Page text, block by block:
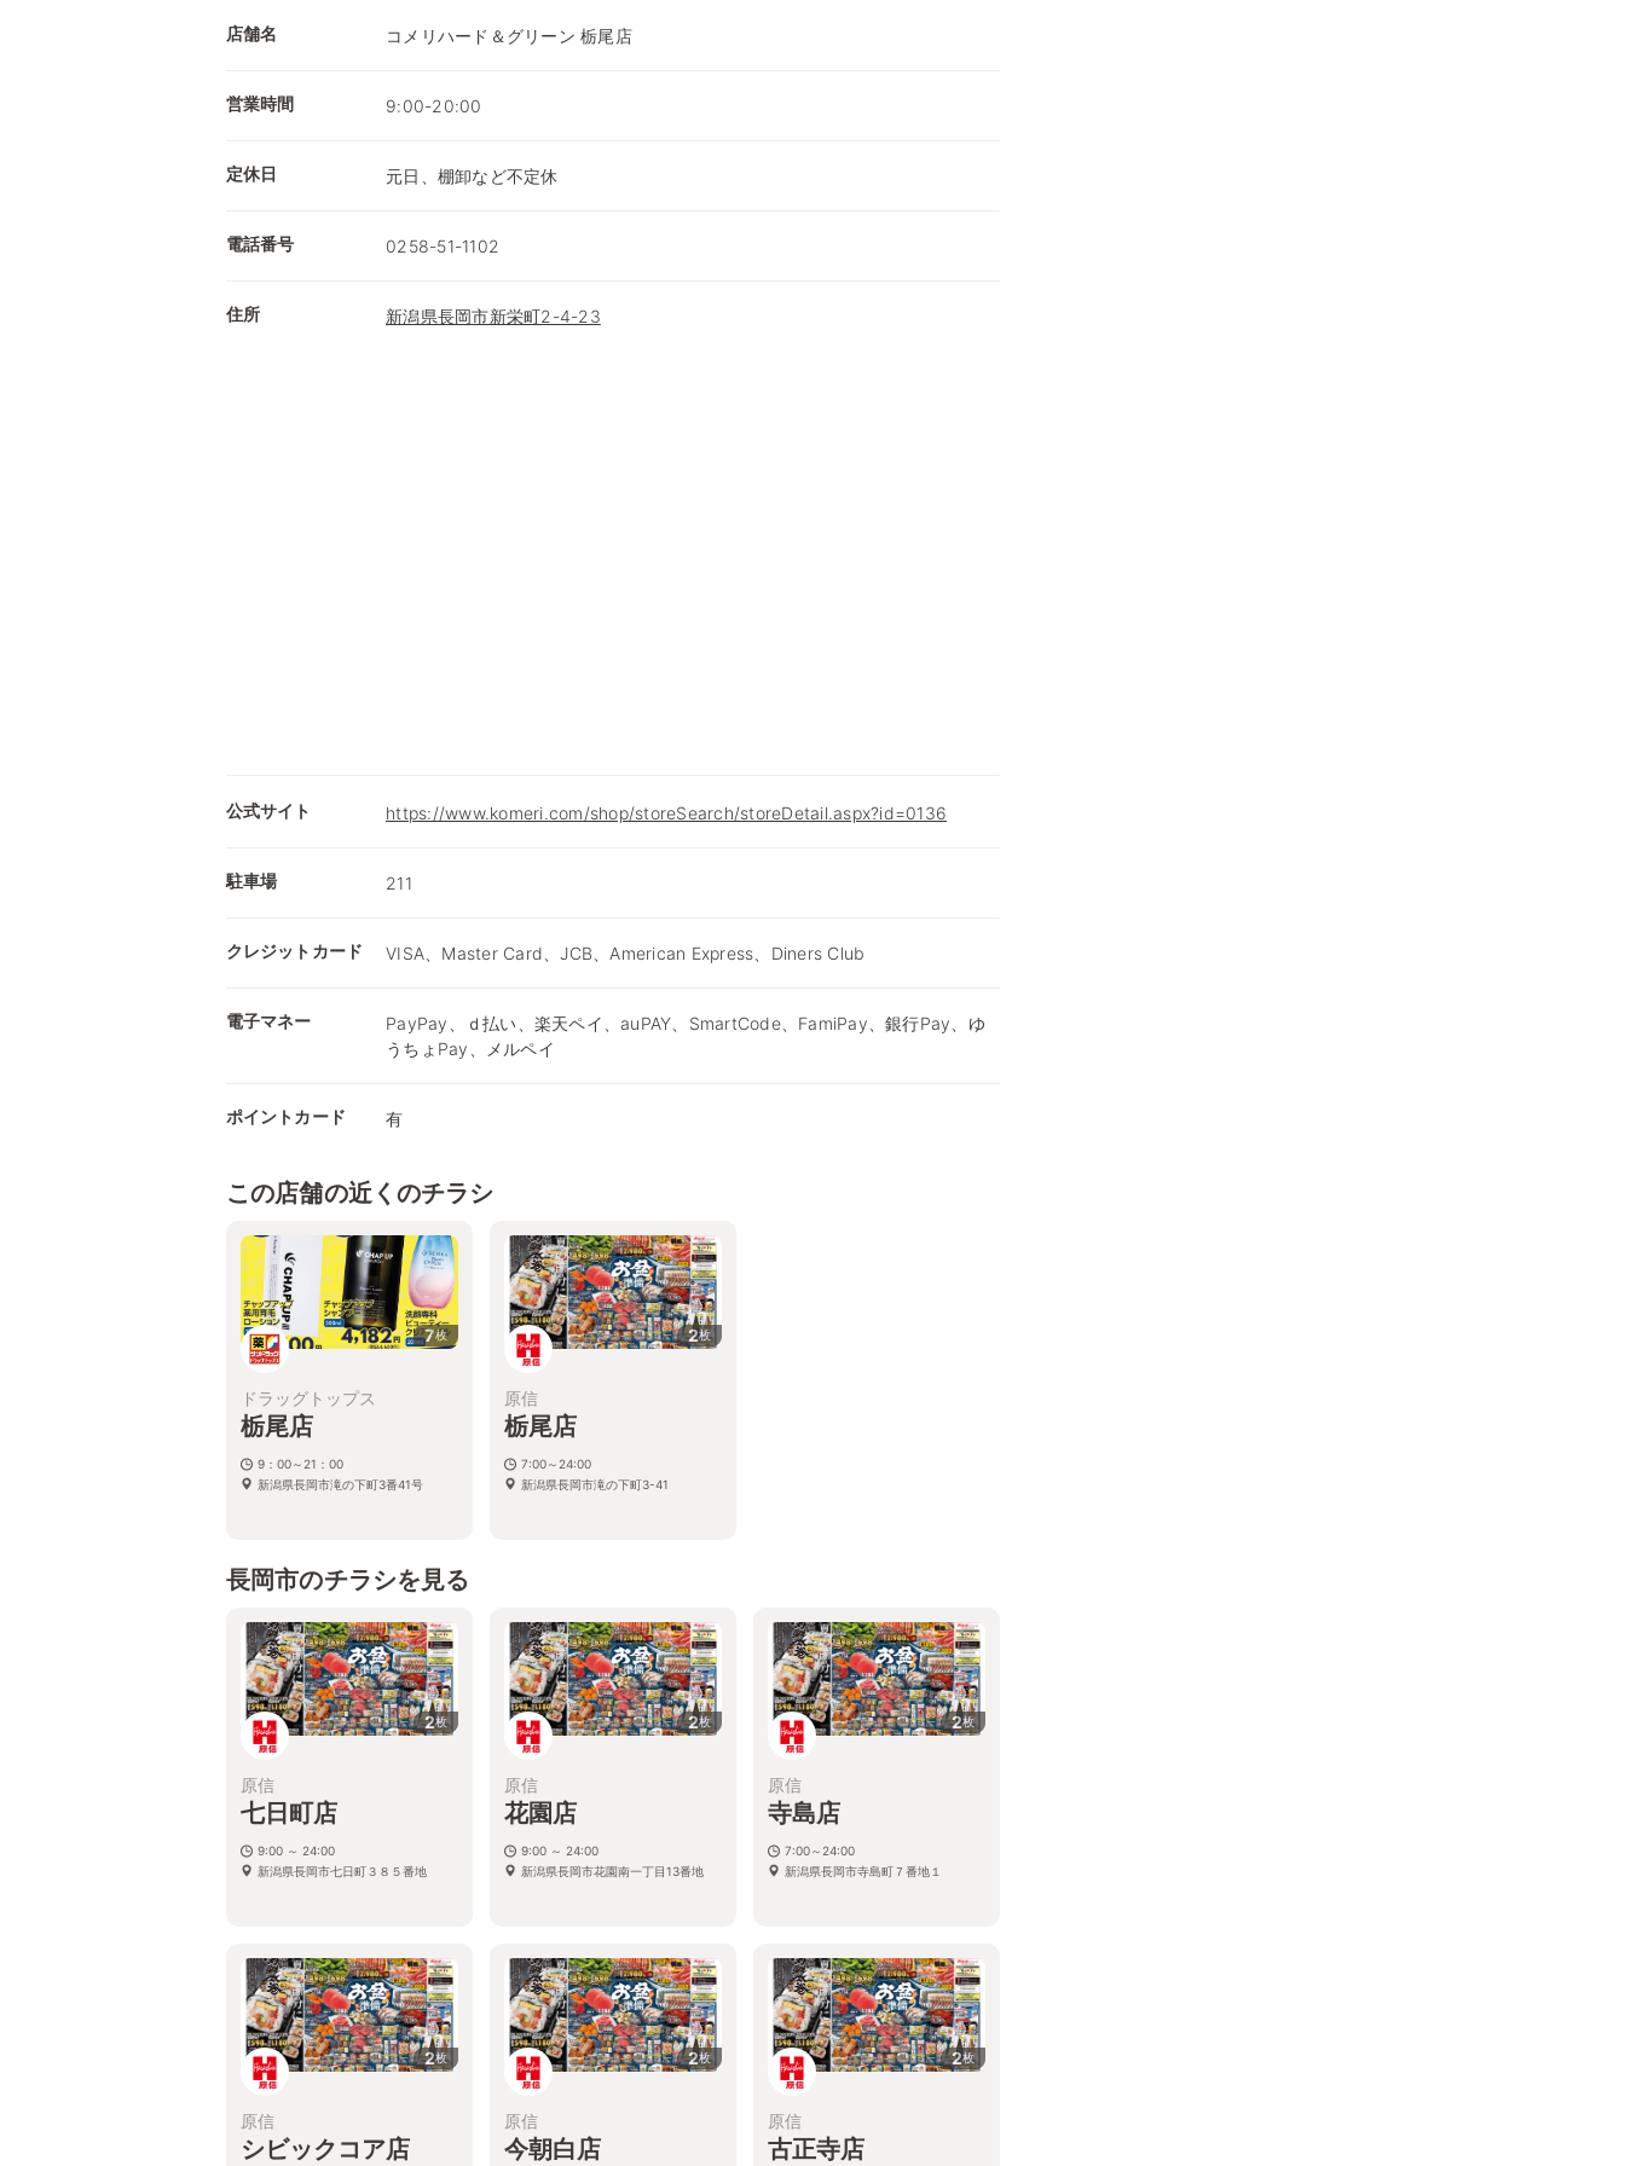
店舗名 コメリハード＆グリーン 栃尾店
営業時間 9:00-20:00
定休日 元日、棚卸など不定休
電話番号 0258-51-1102
住所 新潟県長岡市新栄町2-4-23
公式サイト https://www.komeri.com/shop/storeSearch/storeDetail.aspx?id=0136
駐車場 211
クレジットカード VISA、Master Card、JCB、American Express、Diners Club
電子マネー
PayPay、ｄ払い、楽天ペイ、auPAY、SmartCode、FamiPay、銀行Pay、ゆ
うちょPay、メルペイ
ポイントカード 有
この店舗の近くのチラシ
7枚
ドラッグトップス
栃尾店
9：00～21：00
新潟県長岡市滝の下町3番41号
2枚
原信
栃尾店
7:00～24:00
新潟県長岡市滝の下町3-41
長岡市のチラシを見る
2枚
原信
七日町店
9:00 ～ 24:00
新潟県長岡市七日町３８５番地
2枚
原信
花園店
9:00 ～ 24:00
新潟県長岡市花園南一丁目13番地
2枚
原信
寺島店
7:00～24:00
新潟県長岡市寺島町７番地１
2枚
原信
シビックコア店
2枚
原信
今朝白店
2枚
原信
古正寺店